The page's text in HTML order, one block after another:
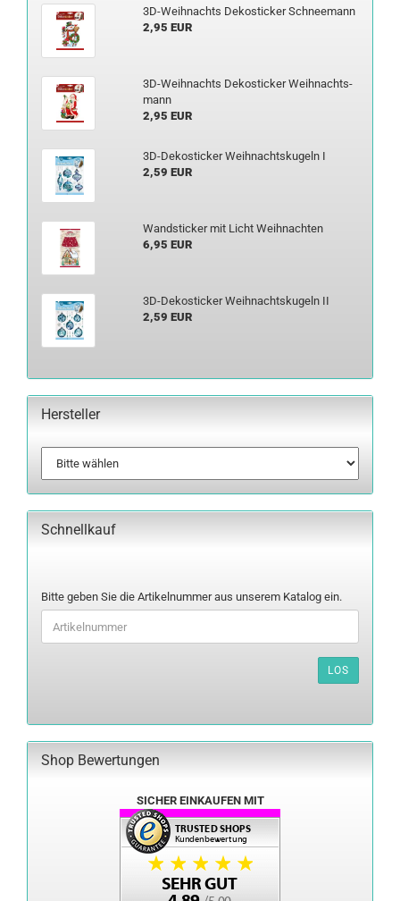
3D-​Weihnachts De­kosti­cker Schnee­mann
2,95 EUR
3D-​Weihnachts De­kosti­cker Weih­nachts­
mann
2,95 EUR
3D-​Dekosticker Weih­nachts­ku­geln I
2,59 EUR
Wand­sti­cker mit Licht Weih­nach­ten
6,95 EUR
3D-​Dekosticker Weih­nachts­ku­geln II
2,59 EUR
Hersteller
Schnellkauf
BITTE
GEBEN
SIE
DIE
EIN.
Bitte geben Sie die Artikelnummer aus unserem Katalog ein.
LOS
Shop Bewertungen
SICHER EINKAUFEN MIT